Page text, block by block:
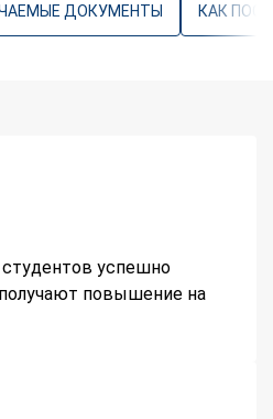
ДОКУМЕНТЫ КАК
успешно
повышение на